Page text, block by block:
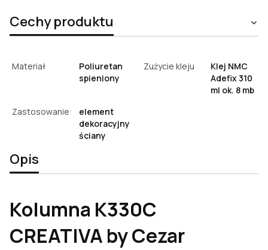
Cechy produktu
Materiał
Poliuretan
spieniony
Zużycie kleju
Klej NMC
Adefix 310
ml ok. 8 mb
Zastosowanie
element
dekoracyjny
ściany
Opis
Kolumna K330C
CREATIVA by Cezar